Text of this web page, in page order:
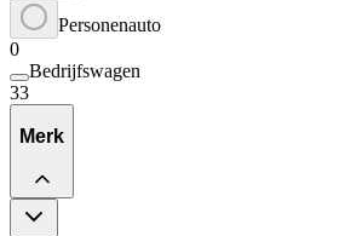
Personenauto
0
Bedrijfswagen
33
Merk